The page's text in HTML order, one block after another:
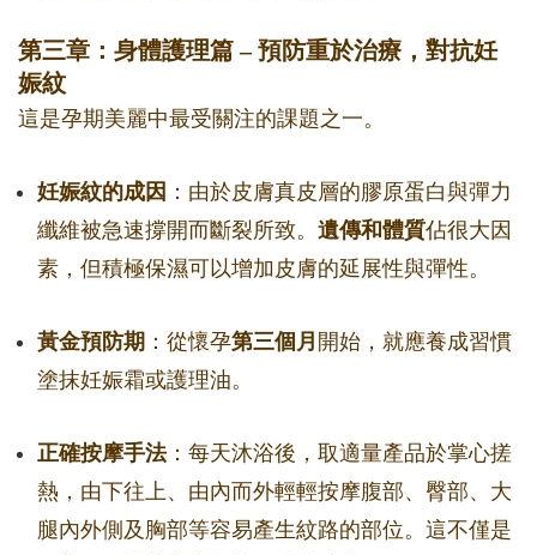
第三章：身體護理篇 – 預防重於治療，對抗妊
娠紋
這是孕期美麗中最受關注的課題之一。
妊娠紋的成因 ：由於皮膚真皮層的膠原蛋白與彈力
纖維被急速撐開而斷裂所致。 遺傳和體質佔很大因
素，但積極保濕可以增加皮膚的延展性與彈性。
黃金預防期 ：從懷孕第三個月 開始，就應養成習慣
塗抹妊娠霜或護理油。
正確按摩手法：每天沐浴後，取適量產品於掌心搓
熱，由下往上、由內而外輕輕按摩腹部、臀部、大
腿內外側及胸部等容易產生紋路的部位。這不僅是